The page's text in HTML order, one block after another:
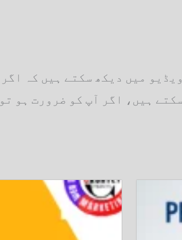
میں دیکھ سکتے ہیں کہ
ہیں، اگر آپ کو ضرورت ہو